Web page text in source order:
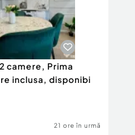
camere, Prima
inclusa, disponibi
21 ore în urmă